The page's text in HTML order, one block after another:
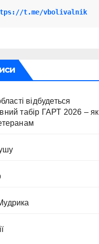
t.me/vbolivalnik
відбудеться
табір ГАРТ 2026 – як